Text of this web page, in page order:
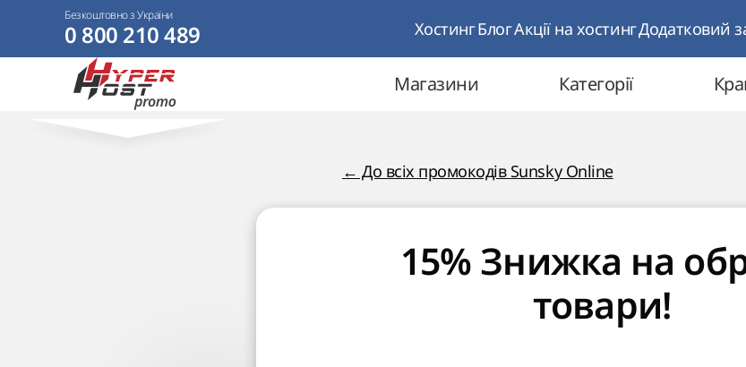
Безкоштовно з України
0 800 210 489 ХостингБлогАкції на хостингДодатковий
Магазини Категорії
← До всіх промокодів Sunsky Online
15% Знижка на
товари!